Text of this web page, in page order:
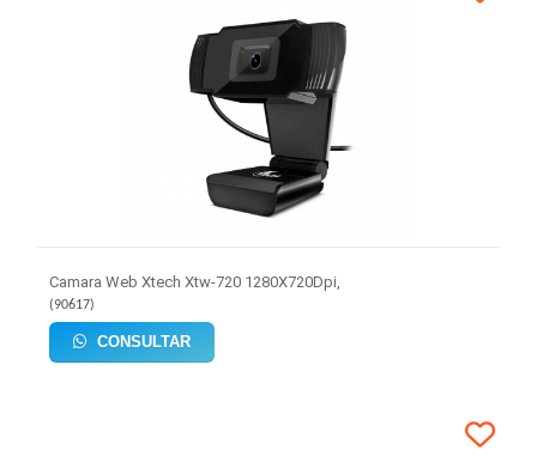
Camara Web Xtech Xtw-720 1280X720Dpi,
(90617)
CONSULTAR